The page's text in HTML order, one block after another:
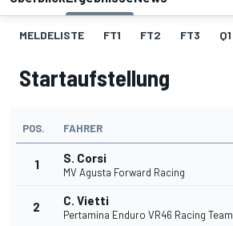
MELDELISTE FT1 FT2 FT3 Q1
Startaufstellung
POS. FAHRER
1 S. Corsi
MV Agusta Forward Racing
2 C. Vietti
Pertamina Enduro VR46 Racing Team